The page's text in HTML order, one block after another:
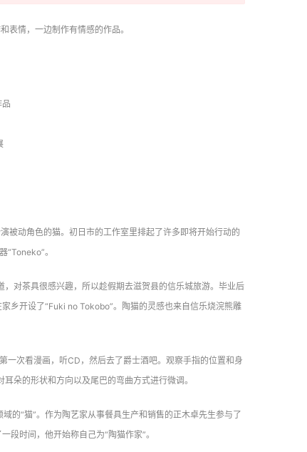
表情，一边制作有情感的作品。
品
被动角色的猫。初日市的工作室里排起了许多即将开始行动的
“Toneko”。
对茶具很感兴趣，所以趁假期去滋贺县的信乐城旅游。毕业后
乡开设了“Fuki no Tokobo”。陶猫的灵感也来自信乐烧浣熊雕
一次看漫画，听CD，然后去了爵士酒吧。观察手指的位置和身
朵的形状和方向以及尾巴的弯曲方式进行微调。
的“猫”。作为陶艺家从事餐具生产和销售的正木卓先生参与了
段时间，他开始称自己为“陶猫作家”。